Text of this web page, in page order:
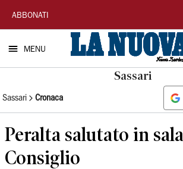
La
Nuova
Sardegna
ABBONATI
MENU
Sassari
Sassari Cronaca
Peralta salutato in sala
Consiglio